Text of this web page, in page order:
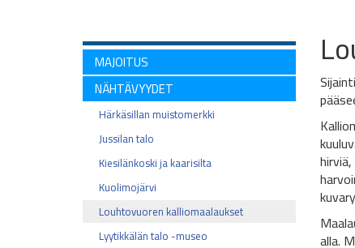
MAJOITUS
NÄHTÄVYYDET
Härkäsillan muistomerkki
Jussilan talo
Kiesilänkoski ja kaarisilta
Kuolimojärvi
Louhtovuoren kalliomaalaukset
Lyytikkälän talo -museo
alla.